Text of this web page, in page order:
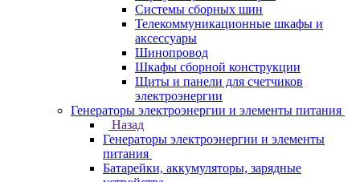
Системы сборных шин
Телекоммуникационные шкафы и
аксессуары
Шинопровод
Шкафы сборной конструкции
Щиты и панели для счетчиков
электроэнергии
Генераторы электроэнергии и элементы питания
Назад
Генераторы электроэнергии и элементы
питания
Батарейки, аккумуляторы, зарядные